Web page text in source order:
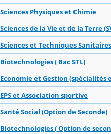
Sciences Physiques et Chimie
Sciences de la Vie et de la Terre
Sciences et Techniques Sanitaires
Biotechnologies ( Bac STL)
Economie et Gestion (spécialités
EPS et Association sportive
Santé Social (Option de Seconde)
Biotechnologies ( Option de